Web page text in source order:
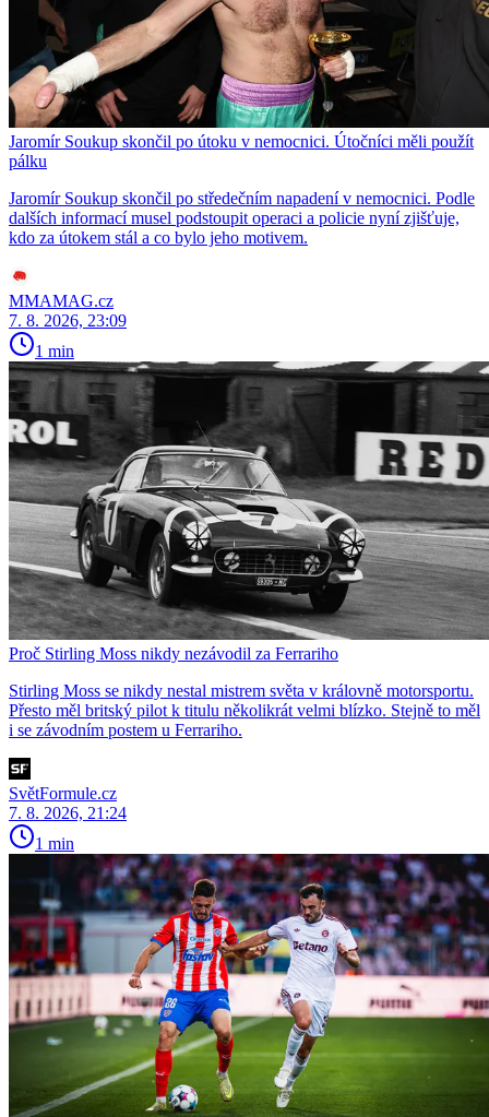
Jaromír Soukup skončil po útoku v nemocnici. Útočníci měli použít
pálku
Jaromír Soukup skončil po středečním napadení v nemocnici. Podle
dalších informací musel podstoupit operaci a policie nyní zjišťuje,
kdo za útokem stál a co bylo jeho motivem.
MMAMAG.cz
7. 8. 2026, 23:09
1 min
Proč Stirling Moss nikdy nezávodil za Ferrariho
Stirling Moss se nikdy nestal mistrem světa v královně motorsportu.
Přesto měl britský pilot k titulu několikrát velmi blízko. Stejně to měl
i se závodním postem u Ferrariho.
SvětFormule.cz
7. 8. 2026, 21:24
1 min